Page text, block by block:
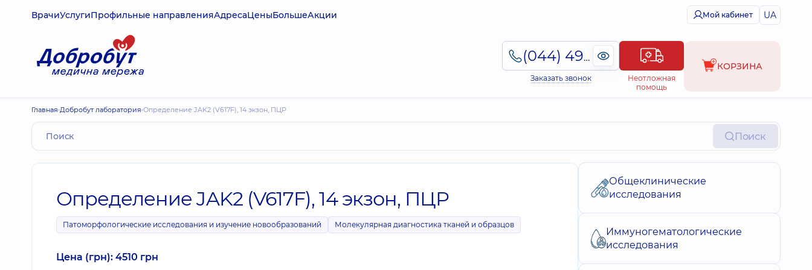
ВрачиУслугиПрофильные направленияАдресаЦеныБольшеАкции Мой кабинет UA
(044) 495-2-888
Заказать звонок
Неотложная
помощь
КОРЗИНА
Главная Добробут лаборатория Определение JAK2 (V617F), 14 экзон, ПЦР
Поиск
Определение JAK2 (V617F), 14 экзон, ПЦР
Патоморфологические исследования и изучение новообразований Молекулярная диагностика тканей и образцов
Цена (грн): 4510 грн
Общеклинические
исследования
Иммуногематологические
исследования